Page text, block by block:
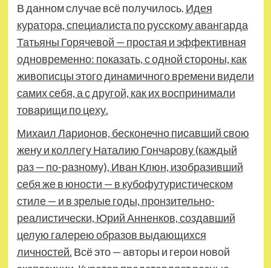
В данном случае всё получилось. Идея
куратора, специалиста по русскому авангарда
Татьяны Горячевой — простая и эффективная
одновременно: показать, с одной стороны, как
живописцы этого динамичного времени видели
самих себя, а с другой, как их воспринимали
товарищи по цеху.
Михаил Ларионов, бесконечно писавший свою
жену и коллегу Наталию Гончарову (каждый
раз — по-разному), Иван Клюн, изобразивший
себя же в юности — в кубофутуристическом
стиле — и в зрелые годы, пронзительно-
реалистически, Юрий Анненков, создавший
целую галерею образов выдающихся
личностей. Всё это — авторы и герои новой